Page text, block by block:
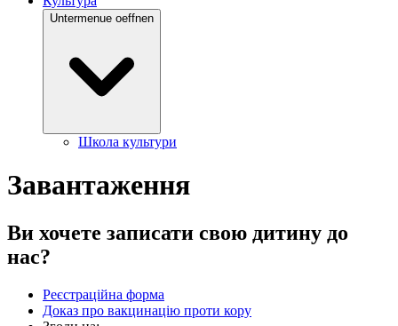
Untermenue oeffnen
Школа культури
Завантаження
Ви хочете записати свою дитину до
нас?
Реєстраційна форма
Доказ про вакцинацію проти кору